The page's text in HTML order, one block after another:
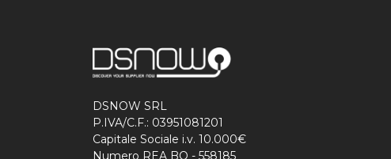
DSNOW SRL
P.IVA/C.F.: 03951081201
Capitale Sociale i.v. 10.000€
Numero REA BO - 558185